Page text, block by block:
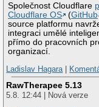
Společnost Cloudflare
Cloudflare OS
(GitHub
source platformu
integraci umělé
přímo do pracovních
organizací.
Ladislav Hagara|
RawTherapee 5.13
5.8. 12:44 | Nová verze